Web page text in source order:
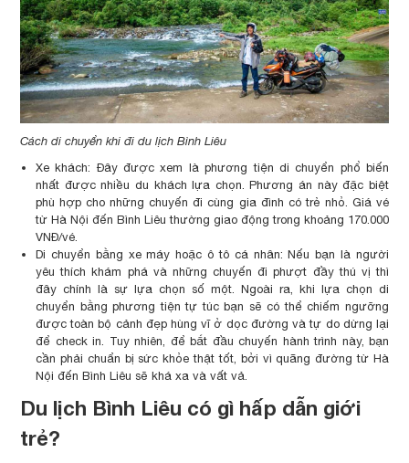
Cách di chuyển khi đi du lịch Bình Liêu
Xe khách: Đây được xem là phương tiện di chuyển phổ biến
nhất được nhiều du khách lựa chọn. Phương án này đặc biệt
phù hợp cho những chuyến đi cùng gia đình có trẻ nhỏ. Giá vé
từ Hà Nội đến Bình Liêu thường giao động trong khoảng 170.000
VNĐ/vé.
Di chuyển bằng xe máy hoặc ô tô cá nhân: Nếu bạn là người
yêu thích khám phá và những chuyến đi phượt đầy thú vị thì
đây chính là sự lựa chọn số một. Ngoài ra, khi lựa chọn di
chuyển bằng phương tiện tự túc bạn sẽ có thể chiếm ngưỡng
được toàn bộ cảnh đẹp hùng vĩ ở dọc đường và tự do dừng lại
để check in. Tuy nhiên, để bắt đầu chuyến hành trình này, bạn
cần phải chuẩn bị sức khỏe thật tốt, bởi vì quãng đường từ Hà
Nội đến Bình Liêu sẽ khá xa và vất vả.
Du lịch Bình Liêu có gì hấp dẫn giới
trẻ?